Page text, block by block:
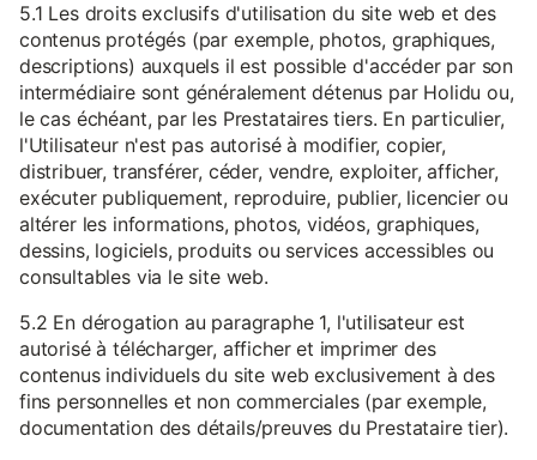
5.1 Les droits exclusifs d'utilisation du site web et des
contenus protégés (par exemple, photos, graphiques,
descriptions) auxquels il est possible d'accéder par son
intermédiaire sont généralement détenus par Holidu ou,
le cas échéant, par les Prestataires tiers. En particulier,
l'Utilisateur n'est pas autorisé à modifier, copier,
distribuer, transférer, céder, vendre, exploiter, afficher,
exécuter publiquement, reproduire, publier, licencier ou
altérer les informations, photos, vidéos, graphiques,
dessins, logiciels, produits ou services accessibles ou
consultables via le site web.
5.2 En dérogation au paragraphe 1, l'utilisateur est
autorisé à télécharger, afficher et imprimer des
contenus individuels du site web exclusivement à des
fins personnelles et non commerciales (par exemple,
documentation des détails/preuves du Prestataire tier).